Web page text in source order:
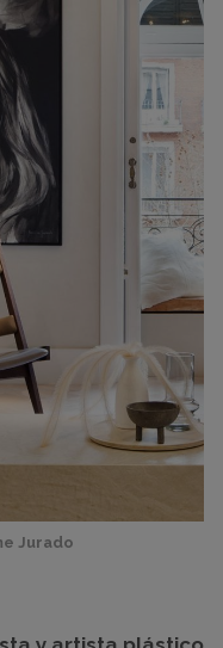
Jurado